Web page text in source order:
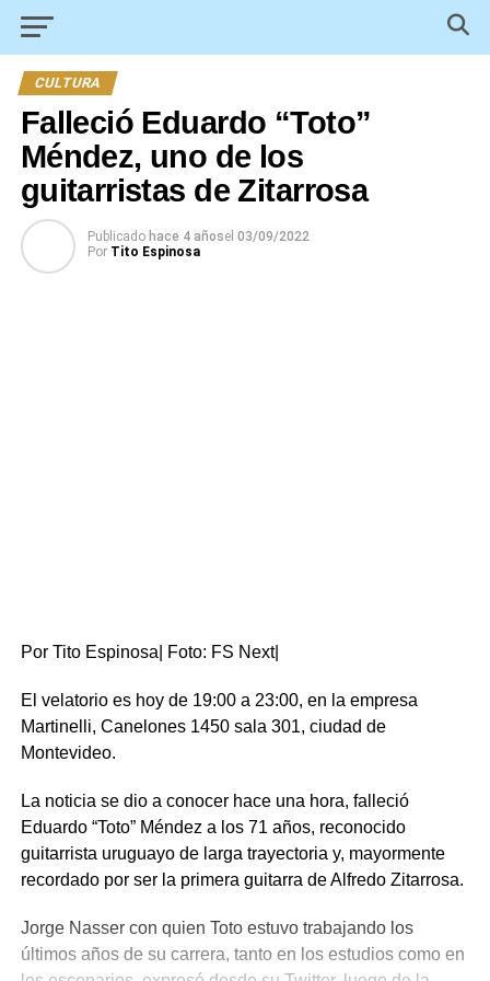
CULTURA
Falleció Eduardo “Toto”
Méndez, uno de los
guitarristas de Zitarrosa
Publicado hace 4 añosel 03/09/2022
Por Tito Espinosa
Por Tito Espinosa| Foto: FS Next|
El velatorio es hoy de 19:00 a 23:00, en la empresa
Martinelli, Canelones 1450 sala 301, ciudad de
Montevideo.
La noticia se dio a conocer hace una hora, falleció
Eduardo “Toto” Méndez a los 71 años, reconocido
guitarrista uruguayo de larga trayectoria y, mayormente
recordado por ser la primera guitarra de Alfredo Zitarrosa.
Jorge Nasser con quien Toto estuvo trabajando los
últimos años de su carrera, tanto en los estudios como en